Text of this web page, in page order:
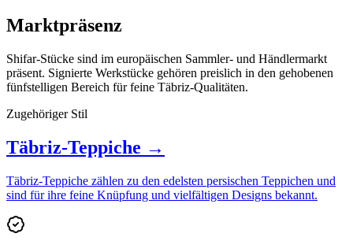
Marktpräsenz
Shifar-Stücke sind im europäischen Sammler- und Händlermarkt
präsent. Signierte Werkstücke gehören preislich in den gehobenen
fünfstelligen Bereich für feine Täbriz-Qualitäten.
Zugehöriger Stil
Täbriz-Teppiche →
Täbriz-Teppiche zählen zu den edelsten persischen Teppichen und
sind für ihre feine Knüpfung und vielfältigen Designs bekannt.